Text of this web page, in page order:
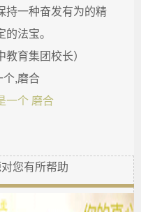
一种奋发有为的精
法宝。
育集团校长）
个,磨合
一个 磨合
您有所帮助